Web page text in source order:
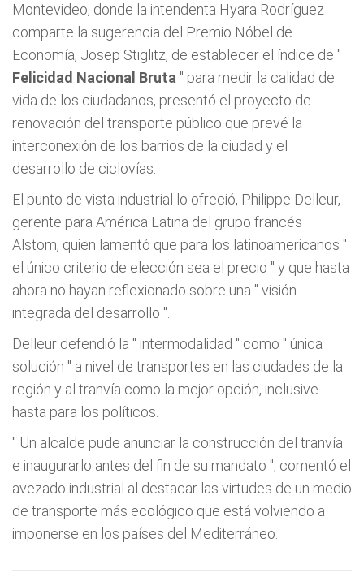
Montevideo, donde la intendenta Hyara Rodríguez
comparte la sugerencia del Premio Nóbel de
Economía, Josep Stiglitz, de establecer el índice de "
Felicidad Nacional Bruta " para medir la calidad de
vida de los ciudadanos, presentó el proyecto de
renovación del transporte público que prevé la
interconexión de los barrios de la ciudad y el
desarrollo de ciclovías.
El punto de vista industrial lo ofreció, Philippe Delleur,
gerente para América Latina del grupo francés
Alstom, quien lamentó que para los latinoamericanos "
el único criterio de elección sea el precio " y que hasta
ahora no hayan reflexionado sobre una " visión
integrada del desarrollo ".
Delleur defendió la " intermodalidad " como " única
solución " a nivel de transportes en las ciudades de la
región y al tranvía como la mejor opción, inclusive
hasta para los políticos.
" Un alcalde pude anunciar la construcción del tranvía
e inaugurarlo antes del fin de su mandato ", comentó el
avezado industrial al destacar las virtudes de un medio
de transporte más ecológico que está volviendo a
imponerse en los países del Mediterráneo.